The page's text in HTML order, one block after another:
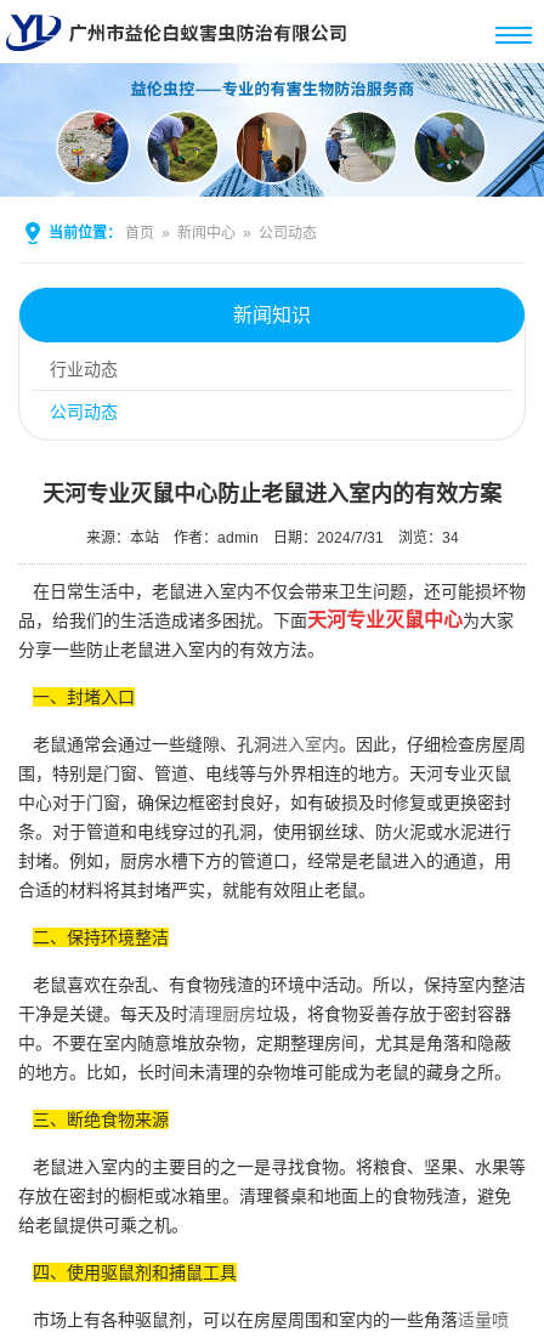
当前位置： 首页 » 新闻中心 » 公司动态
新闻知识
行业动态
公司动态
天河专业灭鼠中心防止老鼠进入室内的有效方案
来源：本站 作者：admin 日期：2024/7/31 浏览： 34
在日常生活中，老鼠进入室内不仅会带来卫生问题，还可能损坏物
品，给我们的生活造成诸多困扰。下面天河专业灭鼠中心为大家
分享一些防止老鼠进入室内的有效方法。
一、封堵入口
老鼠通常会通过一些缝隙、孔洞进入室内。因此，仔细检查房屋周
围，特别是门窗、管道、电线等与外界相连的地方。天河专业灭鼠
中心对于门窗，确保边框密封良好，如有破损及时修复或更换密封
条。对于管道和电线穿过的孔洞，使用钢丝球、防火泥或水泥进行
封堵。例如，厨房水槽下方的管道口，经常是老鼠进入的通道，用
合适的材料将其封堵严实，就能有效阻止老鼠。
二、保持环境整洁
老鼠喜欢在杂乱、有食物残渣的环境中活动。所以，保持室内整洁
干净是关键。每天及时清理厨房垃圾，将食物妥善存放于密封容器
中。不要在室内随意堆放杂物，定期整理房间，尤其是角落和隐蔽
的地方。比如，长时间未清理的杂物堆可能成为老鼠的藏身之所。
三、断绝食物来源
老鼠进入室内的主要目的之一是寻找食物。将粮食、坚果、水果等
存放在密封的橱柜或冰箱里。清理餐桌和地面上的食物残渣，避免
给老鼠提供可乘之机。
四、使用驱鼠剂和捕鼠工具
市场上有各种驱鼠剂，可以在房屋周围和室内的一些角落适量喷